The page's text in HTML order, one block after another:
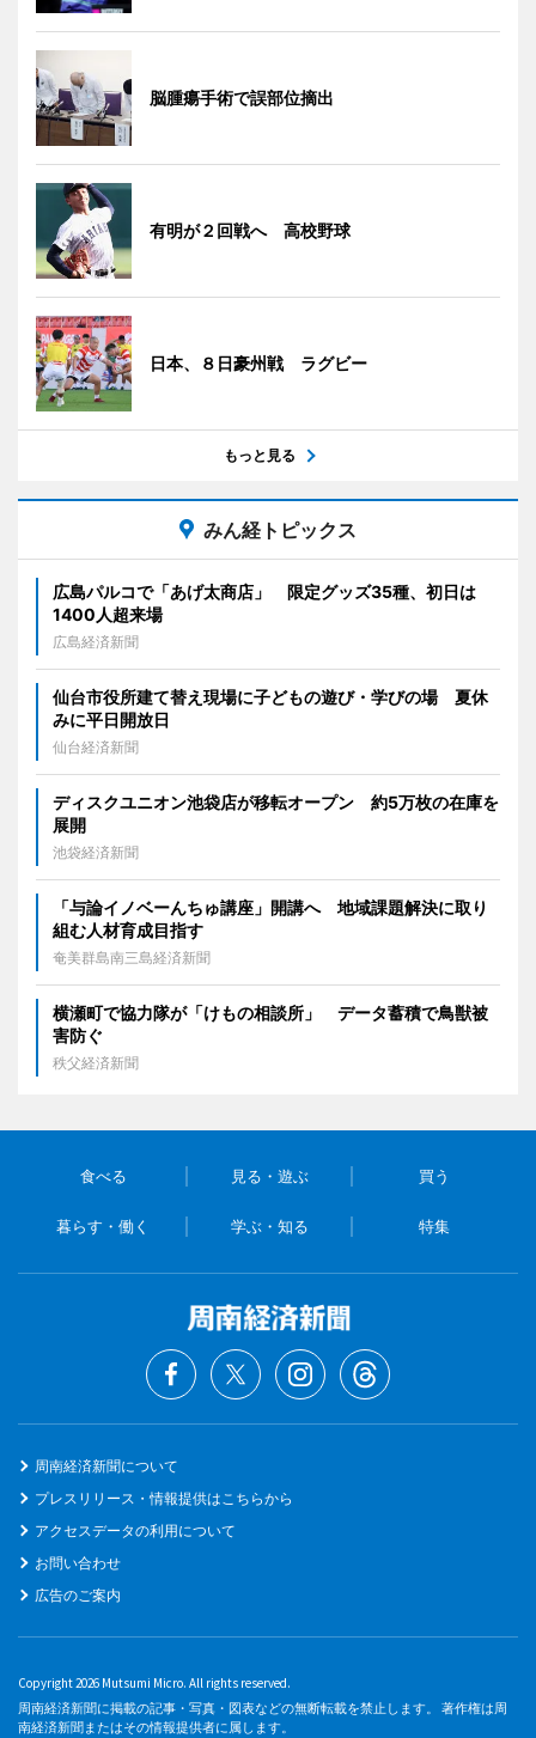
脳腫瘍手術で誤部位摘出
有明が２回戦へ 高校野球
日本、８日豪州戦 ラグビー
もっと見る
みん経トピックス
広島パルコで「あげ太商店」 限定グッズ35種、初日は
1400人超来場
広島経済新聞
仙台市役所建て替え現場に子どもの遊び・学びの場 夏休
みに平日開放日
仙台経済新聞
ディスクユニオン池袋店が移転オープン 約5万枚の在庫を
展開
池袋経済新聞
「与論イノベーんちゅ講座」開講へ 地域課題解決に取り
組む人材育成目指す
奄美群島南三島経済新聞
横瀬町で協力隊が「けもの相談所」 データ蓄積で鳥獣被
害防ぐ
秩父経済新聞
食べる 見る・遊ぶ 買う
暮らす・働く 学ぶ・知る 特集
周南経済新聞について
プレスリリース・情報提供はこちらから
アクセスデータの利用について
お問い合わせ
広告のご案内
Copyright 2026 Mutsumi Micro. All rights reserved.
周南経済新聞に掲載の記事・写真・図表などの無断転載を禁止します。 著作権は周
南経済新聞またはその情報提供者に属します。